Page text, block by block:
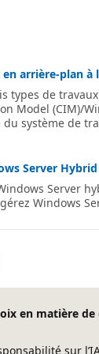
arrière-plan à
types de
Model (CIM)/
système de
Server
Server
Windows
en matière
sur